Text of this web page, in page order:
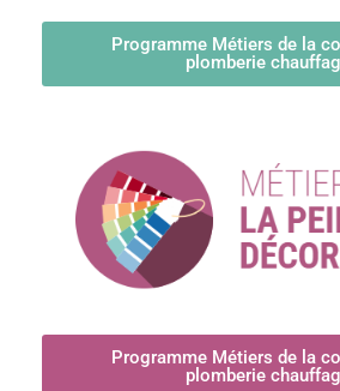
Programme Métiers de la
plomberie
Programme Métiers de la
plomberie